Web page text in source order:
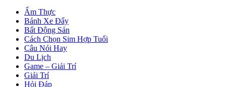
Ẩm Thực
Bánh Xe Đẩy
Bất Động Sản
Cách Chọn Sim Hợp Tuổi
Câu Nói Hay
Du Lịch
Game – Giải Trí
Giải Trí
Hỏi Đáp